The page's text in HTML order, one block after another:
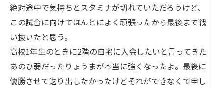
絶対途中で気持ちとスタミナが切れていただろうけど、
この試合に向けてほんとによく頑張ったから最後まで戦
い抜いたと思う。
高校1年生のときに2階の自宅に入会したいと言ってきた
あのひ弱だったりょうまが本当に強くなったよ。最後に
優勝させて送り出したかったけどそれができなくて申し